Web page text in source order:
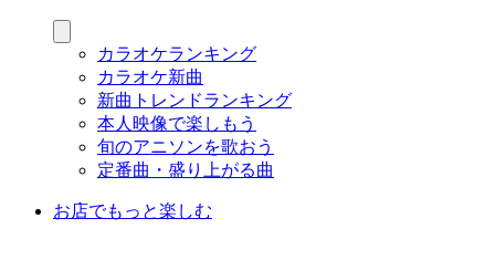
カラオケランキング
カラオケ新曲
新曲トレンドランキング
本人映像で楽しもう
旬のアニソンを歌おう
定番曲・盛り上がる曲
お店でもっと楽しむ